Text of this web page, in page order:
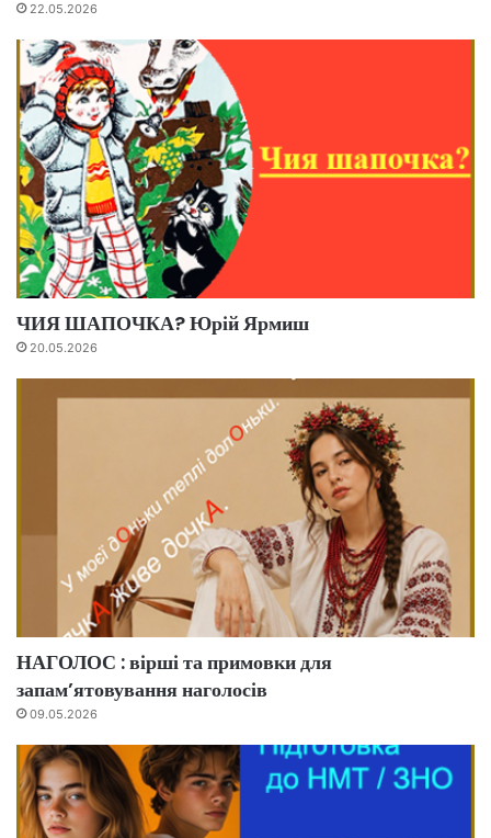
22.05.2026
ЧИЯ ШАПОЧКА? Юрій Ярмиш
20.05.2026
НАГОЛОС : вірші та примовки для
запам’ятовування наголосів
09.05.2026